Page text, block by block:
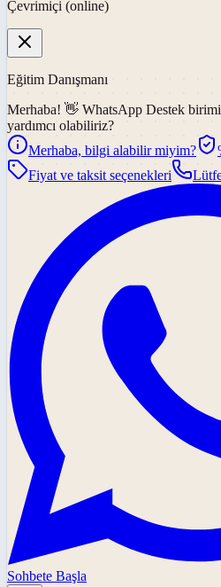
Çevrimiçi (online)
Eğitim Danışmanı
Merhaba! 👋 WhatsApp Destek
yardımcı olabiliriz?
Merhaba, bilgi alabilir miyim?
Fiyat ve taksit seçenekleri
Sohbete Başla